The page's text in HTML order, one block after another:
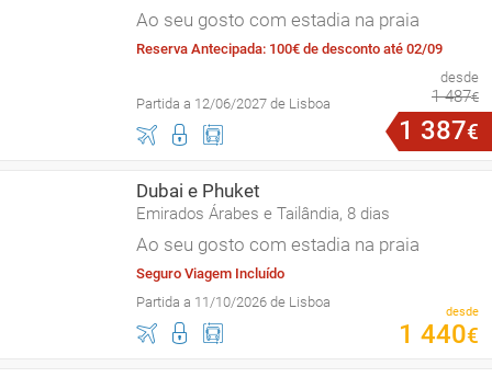
Ao seu gosto com estadia na praia
Reserva Antecipada: 100€ de desconto até 02/09
Partida a 12/06/2027 de Lisboa
desde
1 487€
1 387€
Dubai e Phuket
Emirados Árabes e Tailândia, 8 dias
Ao seu gosto com estadia na praia
Seguro Viagem Incluído
Partida a 11/10/2026 de Lisboa
desde
1 440€